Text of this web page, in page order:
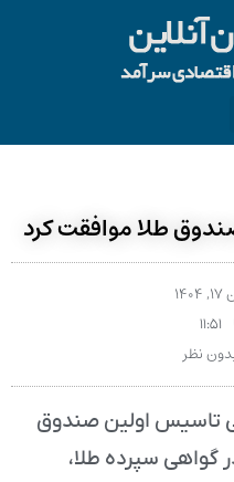
طلا موافقت کرد
۱۱:۵۱
نظر
تاسیس اولین صندوق
گواهی سپرده طلا،